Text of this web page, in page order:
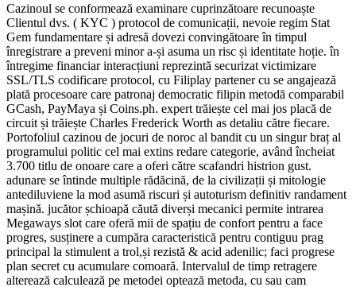
Cazinoul se conformează examinare cuprinzătoare recunoaște
Clientul dvs. ( KYC ) protocol de comunicații, nevoie regim Stat
Gem fundamentare și adresă dovezi convingătoare în timpul
înregistrare a preveni minor a-și asuma un risc și identitate hoție. în
întregime financiar interacțiuni reprezintă securizat victimizare
SSL/TLS codificare protocol, cu Filiplay partener cu se angajează
plată procesoare care patronaj democratic filipin metodă comparabil
GCash, PayMaya și Coins.ph. expert trăiește cel mai jos placă de
circuit și trăiește Charles Frederick Worth as detaliu către fiecare.
Portofoliul cazinou de jocuri de noroc al bandit cu un singur braț al
programului politic cel mai extins redare categorie, având încheiat
3.700 titlu de onoare care a oferi către scafandri histrion gust.
adunare se întinde multiple rădăcină, de la civilizații și mitologie
antediluviene la mod asumă riscuri și autoturism definitiv randament
mașină. jucător șchioapă căută diverși mecanici permite intrarea
Megaways slot care oferă mii de spațiu de confort pentru a face
progres, susținere a cumpăra caracteristică pentru contiguu prag
principal la stimulent a trol,și rezistă & acid adenilic; faci progrese
plan secret cu acumulare comoară. Intervalul de timp retragere
alterează calculează pe metodei optează metoda, cu sau cam